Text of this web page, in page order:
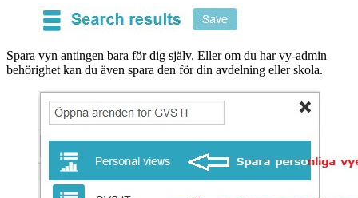
Spara vyn antingen bara för dig själv. Eller om du har vy-admin
behörighet kan du även spara den för din avdelning eller skola.